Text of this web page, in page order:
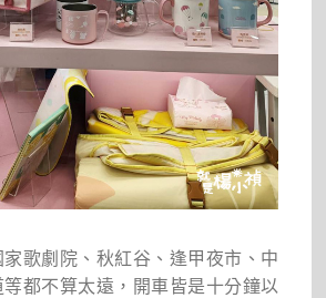
歌劇院、秋紅谷、逢甲夜市、中
都不算太遠，開車皆是十分鐘以